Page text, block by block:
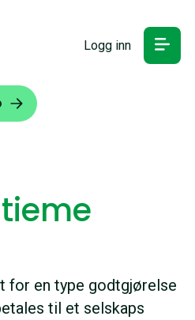
Logg inn
for en type godtgjørelse
til et selskaps